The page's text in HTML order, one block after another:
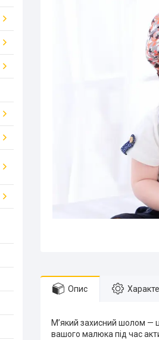
Опис
М’який захисний шолом —
вашого малюка під час